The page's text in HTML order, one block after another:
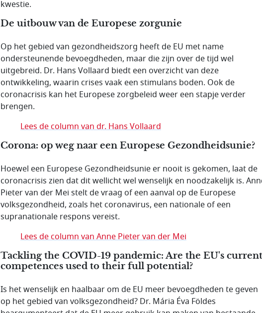
kwestie.
De uitbouw van de Europese zorgunie
Op het gebied van gezondheidszorg heeft de EU met name
ondersteunende bevoegdheden, maar die zijn over de tijd wel
uitgebreid. Dr. Hans Vollaard biedt een overzicht van deze
ontwikkeling, waarin crises vaak een stimulans boden. Ook de
coronacrisis kan het Europese zorgbeleid weer een stapje verder
brengen.
Lees de column van dr. Hans Vollaard
Corona: op weg naar een Europese Gezondheidsunie?
Hoewel een Europese Gezondheidsunie er nooit is gekomen, laat de
coronacrisis zien dat dit wellicht wel wenselijk en noodzakelijk is.
Pieter van der Mei stelt de vraag of een aanval op de Europese
volksgezondheid, zoals het coronavirus, een nationale of een
supranationale respons vereist.
Lees de column van Anne Pieter van der Mei
Tackling the COVID-19 pandemic: Are the EU's current
competences used to their full potential?
Is het wenselijk en haalbaar om de EU meer bevoegdheden te geven
op het gebied van volksgezondheid? Dr. Mária Éva Földes